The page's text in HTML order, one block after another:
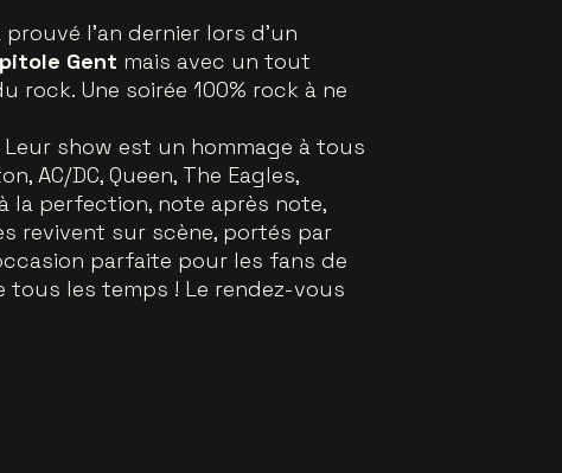
prouvé l’an dernier lors d’un
Gent mais avec un tout
Une soirée 100% rock à ne
show est un hommage à tous
AC/DC, Queen, The Eagles,
la perfection, note après note,
revivent sur scène, portés par
parfaite pour les fans de
les temps ! Le rendez-vous